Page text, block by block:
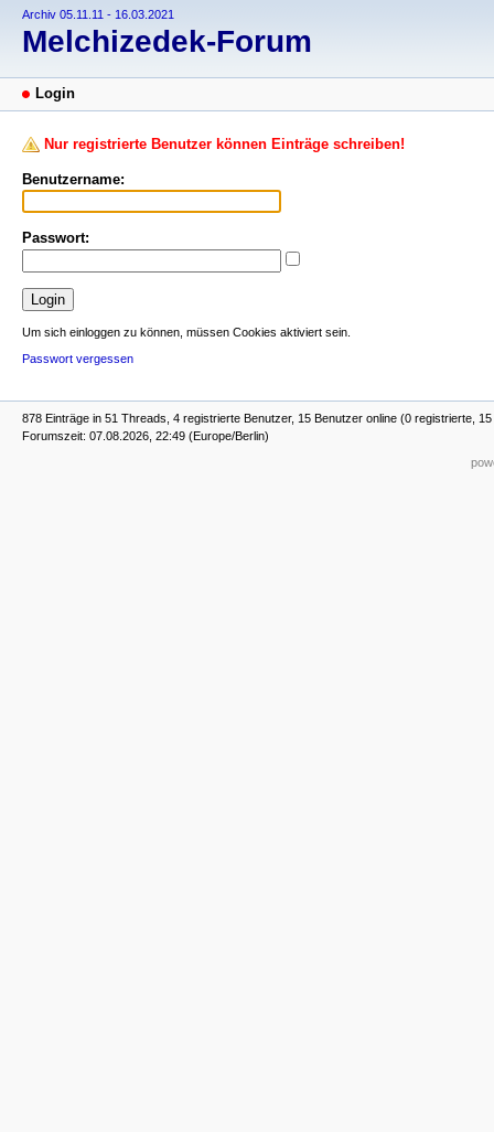
Archiv 05.11.11 - 16.03.2021
Melchizedek-Forum
Login
Nur registrierte Benutzer können Einträge schreiben!
Benutzername:
Passwort:
Um sich einloggen zu können, müssen Cookies aktiviert sein.
Passwort vergessen
878 Einträge in 51 Threads, 4 registrierte Benutzer, 15 Benutzer online (0 registrierte,
Forumszeit: 07.08.2026, 22:49 (Europe/Berlin)